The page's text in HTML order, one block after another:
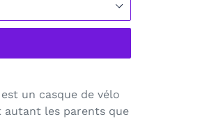
un casque de vélo
les parents que